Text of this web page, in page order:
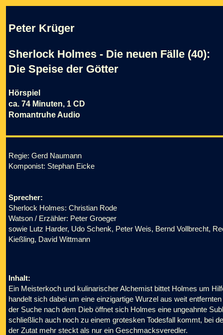
Peter Krüger
Sherlock Holmes - Die neuen Fälle (40):
Die Speise der Götter
Hörspiel
ca. 74 Minuten, 1 CD
Romantruhe Audio
Regie: Gerd Naumann
Komponist: Stephan Eicke
Sprecher:
Sherlock Holmes: Christian Rode
Watson / Erzähler: Peter Groeger
sowie Lutz Harder, Udo Schenk, Peter Weis, Bernd Vollbrecht,
Kießling, David Wittmann
Inhalt:
Ein Meisterkoch und kulinarischer Alchemist bittet Holmes um
handelt sich dabei um eine einzigartige Wurzel aus weit
der Suche nach dem Dieb öffnet sich Holmes eine ungeahnte
schließlich auch noch zu einem grotesken Todesfall kommt, bei
der Zutat mehr steckt als nur ein Geschmacksveredler.